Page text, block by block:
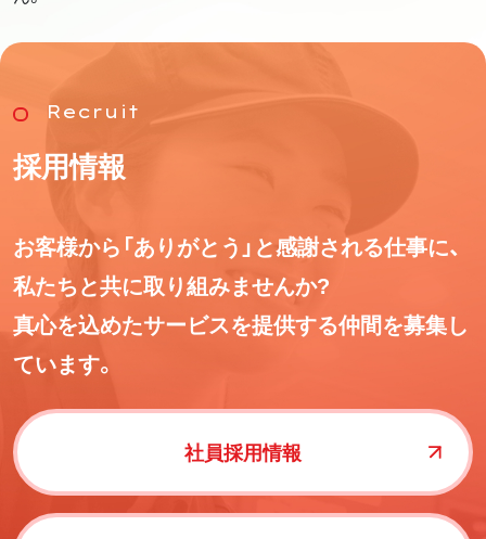
Recruit
採用情報
お客様から「ありがとう」と感謝される仕事に、
私たちと共に取り組みませんか?
真心を込めたサービスを提供する仲間を募集し
ています。
社員採用情報